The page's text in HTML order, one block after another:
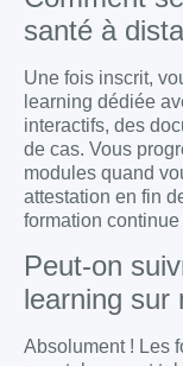
santé à
Une fois inscrit,
learning dédiée
interactifs, des
de cas. Vous
modules quand
attestation en fin
formation
Peut-on
learning sur
Absolument ! Les